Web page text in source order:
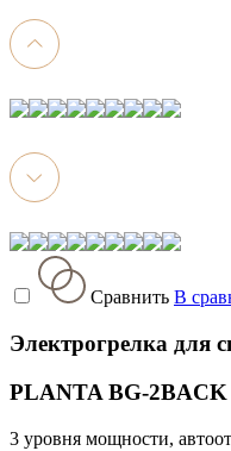
Сравнить В
Электрогрелка для
PLANTA BG-2BACK
3 уровня мощности,